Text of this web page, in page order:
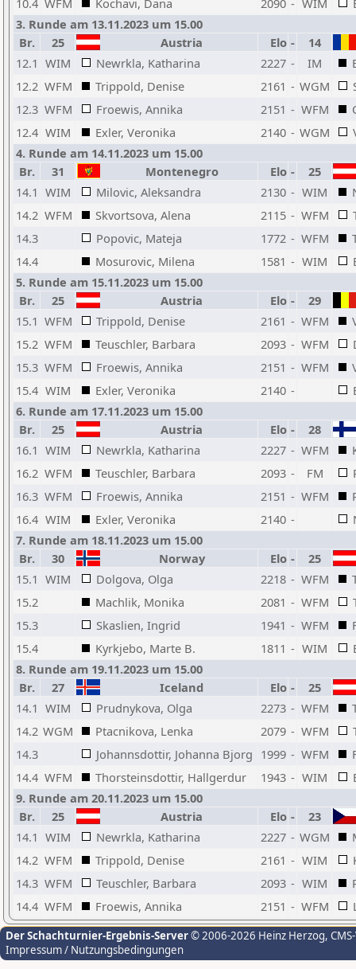
10.4 WFM Kochavi, Dana 2090 - WIM
3. Runde am 13.11.2023 um 15.00
Br.
25 Austria Elo -
14
12.1 WIM Newrkla, Katharina 2227 - IM
12.2 WFM Trippold, Denise 2161 - WGM
12.3 WFM Froewis, Annika 2151 - WFM
12.4 WIM Exler, Veronika 2140 - WGM
4. Runde am 14.11.2023 um 15.00
Br.
31 Montenegro Elo -
25
14.1 WIM Milovic, Aleksandra 2130 - WIM
14.2 WFM Skvortsova, Alena 2115 - WFM
14.3
Popovic, Mateja 1772 - WFM
14.4
Mosurovic, Milena 1581 - WIM
5. Runde am 15.11.2023 um 15.00
Br.
25 Austria Elo -
29
15.1 WFM Trippold, Denise 2161 - WFM
15.2 WFM Teuschler, Barbara 2093 - WFM
15.3 WFM Froewis, Annika 2151 - WFM
15.4 WIM Exler, Veronika 2140 -
6. Runde am 17.11.2023 um 15.00
Br.
25 Austria Elo -
28
16.1 WIM Newrkla, Katharina 2227 - WFM
16.2 WFM Teuschler, Barbara 2093 - FM
16.3 WFM Froewis, Annika 2151 - WFM
16.4 WIM Exler, Veronika 2140 -
7. Runde am 18.11.2023 um 15.00
Br.
30 Norway Elo -
25
15.1 WIM Dolgova, Olga 2218 - WFM
15.2
Machlik, Monika 2081 - WFM
15.3
Skaslien, Ingrid 1941 - WFM
15.4
Kyrkjebo, Marte B. 1811 - WIM
8. Runde am 19.11.2023 um 15.00
Br.
27 Iceland Elo -
25
14.1 WIM Prudnykova, Olga 2273 - WFM
14.2 WGM Ptacnikova, Lenka 2079 - WFM
14.3
Johannsdottir, Johanna Bjorg 1999 - WFM
14.4 WFM Thorsteinsdottir, Hallgerdur 1943 - WIM
9. Runde am 20.11.2023 um 15.00
Br.
25 Austria Elo -
23
14.1 WIM Newrkla, Katharina 2227 - WGM
14.2 WFM Trippold, Denise 2161 - WIM
14.3 WFM Teuschler, Barbara 2093 - WIM
14.4 WFM Froewis, Annika 2151 - WFM
Der Schachturnier-Ergebnis-Server© 2006-2026 Heinz Herzog,
Impressum / Nutzungsbedingungen